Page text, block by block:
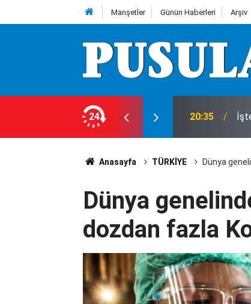
Manşetler Günün Haberleri Arşiv
24 20:35
Anasayfa TÜRKİYE Dünya
Dünya
dozdan fazla